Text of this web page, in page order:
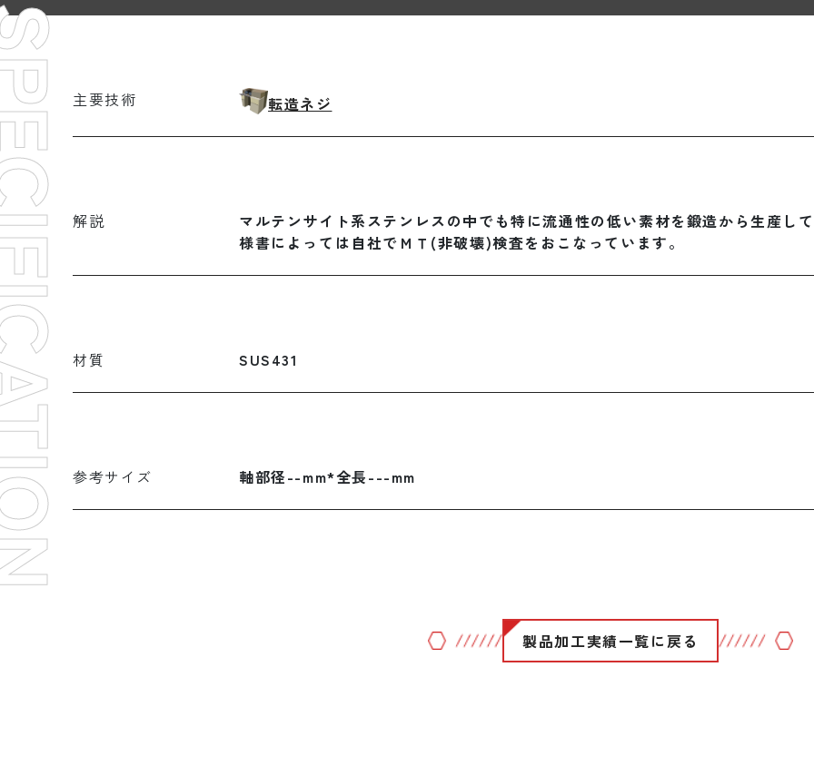
主要技術 転造ネジ
解説
マルテンサイト系ステンレスの中でも特に流通性の低い素材を鍛造から生産し
様書によっては自社でＭＴ(非破壊)検査をおこなっています。
材質 SUS431
参考サイズ 軸部径--mm*全長---mm
製品加工実績一覧に戻る